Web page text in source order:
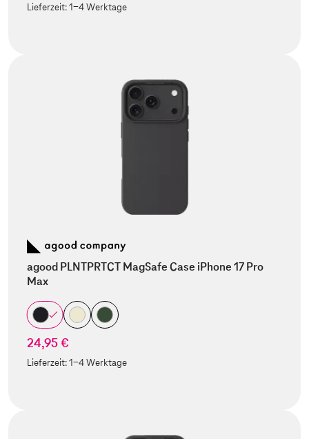
Lieferzeit:1-4 Werktage
agood PLNTPRTCT MagSafe Case iPhone 17 Pro
Max
24,95 €
Lieferzeit:1-4 Werktage